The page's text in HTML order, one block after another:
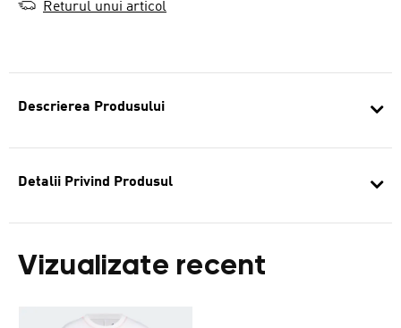
Descrierea Produsului
Detalii Privind Produsul
Vizualizate recent
Returul unui articol